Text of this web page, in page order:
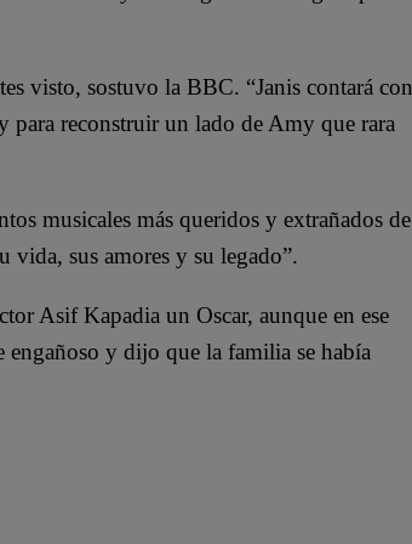
visto, sostuvo la BBC. “Janis contará con
para reconstruir un lado de Amy que rara
musicales más queridos y extrañados de
sus amores y su legado”.
Asif Kapadia un Oscar, aunque en ese
y dijo que la familia se había